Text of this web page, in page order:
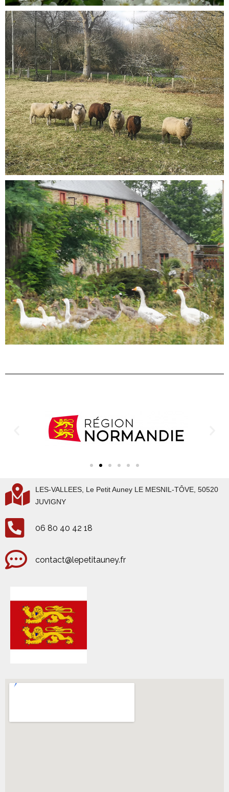
LES-VALLEES, Le Petit Auney LE MESNIL-TÔVE, 50520
JUVIGNY
06 80 40 42 18
contact@lepetitauney.fr